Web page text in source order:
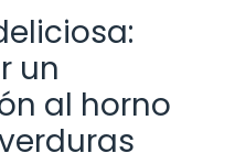
un
al horno